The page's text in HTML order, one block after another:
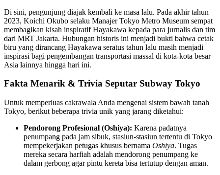
Di sini, pengunjung diajak kembali ke masa lalu. Pada akhir tahun
2023, Koichi Okubo selaku Manajer Tokyo Metro Museum sempat
membagikan kisah inspiratif Hayakawa kepada para jurnalis dan tim
dari MRT Jakarta. Hubungan historis ini menjadi bukti bahwa cetak
biru yang dirancang Hayakawa seratus tahun lalu masih menjadi
inspirasi bagi pengembangan transportasi massal di kota-kota besar
Asia lainnya hingga hari ini.
Fakta Menarik & Trivia Seputar Subway Tokyo
Untuk memperluas cakrawala Anda mengenai sistem bawah tanah
Tokyo, berikut beberapa trivia unik yang jarang diketahui:
Pendorong Profesional (Oshiya): Karena padatnya
penumpang pada jam sibuk, stasiun-stasiun tertentu di Tokyo
mempekerjakan petugas khusus bernama Oshiya. Tugas
mereka secara harfiah adalah mendorong penumpang ke
dalam gerbong agar pintu kereta bisa tertutup dengan aman.